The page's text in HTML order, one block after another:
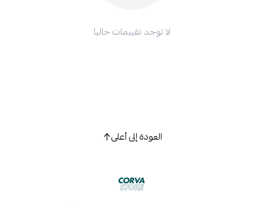
لا توجد تقييمات حاليا
العودة إلى أعلى